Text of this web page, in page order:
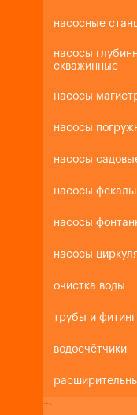
насосные
насосы
скважинные
насосы
насосы
насосы
насосы
насосы
насосы
очистка воды
трубы и
водосчётчики
+-